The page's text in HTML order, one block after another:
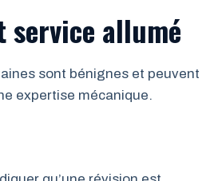
service allumé
sont bénignes et peuvent
expertise mécanique.